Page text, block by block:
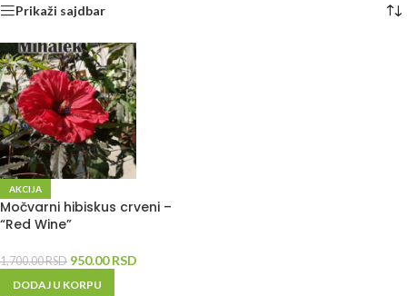
Prikaži sajdbar
AKCIJA
Močvarni hibiskus crveni –
“Red Wine”
1,700.00RSD 950.00RSD
DODAJ U KORPU